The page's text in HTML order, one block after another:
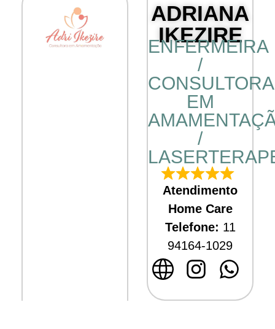
ADRIANA
IKEZIRE
ENFERMEIRA
/
CONSULTORA
EM
/
Atendimento
Home Care
Telefone: 11
94164-1029